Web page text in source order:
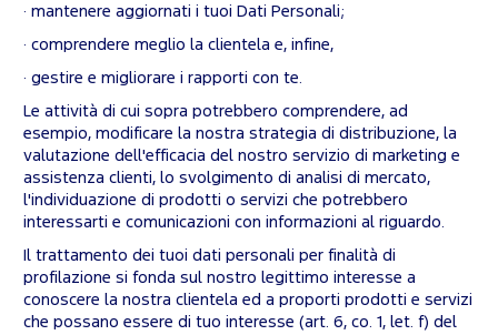
· mantenere aggiornati i tuoi Dati Personali;
· comprendere meglio la clientela e, infine,
· gestire e migliorare i rapporti con te.
Le attività di cui sopra potrebbero comprendere, ad
esempio, modificare la nostra strategia di distribuzione, la
valutazione dell'efficacia del nostro servizio di marketing e
assistenza clienti, lo svolgimento di analisi di mercato,
l'individuazione di prodotti o servizi che potrebbero
interessarti e comunicazioni con informazioni al riguardo.
Il trattamento dei tuoi dati personali per finalità di
profilazione si fonda sul nostro legittimo interesse a
conoscere la nostra clientela ed a proporti prodotti e servizi
che possano essere di tuo interesse (art. 6, co. 1, let. f) del